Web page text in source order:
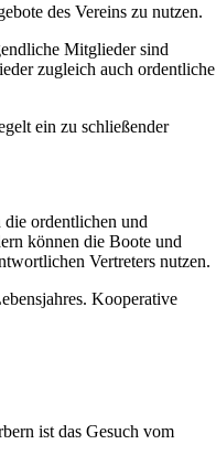
des Vereins zu nutzen.
Mitglieder sind
zugleich auch ordentliche
ein zu schließender
ordentlichen und
können die Boote und
Vertreters nutzen.
Kooperative
ist das Gesuch vom